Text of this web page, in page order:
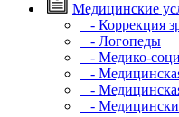
Медицинские
- Коррекция
- Логопеды
- Медико-
-
-
-